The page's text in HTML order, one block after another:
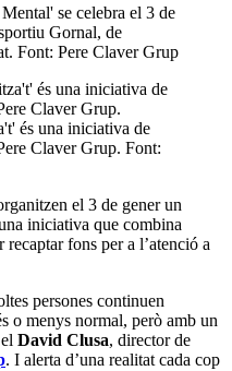
se celebra el 3 de
Gornal, de
Font: Pere Claver Grup
és una iniciativa de
Claver Grup. Font:
el 3 de gener un
iniciativa que combina
fons per a l’atenció a
persones continuen
o menys normal, però amb un
David Clusa, director de
. I alerta d’una realitat cada cop